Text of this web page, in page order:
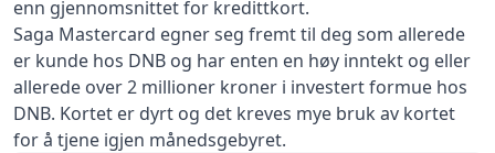
enn gjennomsnittet for kredittkort.
Saga Mastercard egner seg fremt til deg som allerede
er kunde hos DNB og har enten en høy inntekt og eller
allerede over 2 millioner kroner i investert formue hos
DNB. Kortet er dyrt og det kreves mye bruk av kortet
for å tjene igjen månedsgebyret.